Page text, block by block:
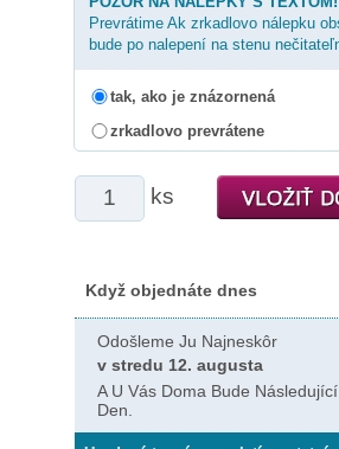
Prevrátime Ak zrkadlovo nálepku
bude po nalepení na stenu
tak, ako je znázornená
zrkadlovo prevrátene
ks
Když objednáte dnes
Odošleme Ju Najneskôr
v stredu 12. augusta
A U Vás Doma Bude
Den.